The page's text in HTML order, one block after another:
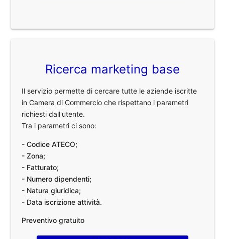
Ricerca marketing base
Il servizio permette di cercare tutte le aziende iscritte
in Camera di Commercio che rispettano i parametri
richiesti dall'utente.
Tra i parametri ci sono:
- Codice ATECO;
- Zona;
- Fatturato;
- Numero dipendenti;
- Natura giuridica;
- Data iscrizione attività.
Preventivo gratuito